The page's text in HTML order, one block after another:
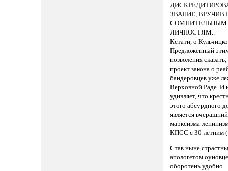
ЗВАНИЕ, ВРУЧИВ
СОМНИТЕЛЬНЫМ
ЛИЧНОСТЯМ..
Кстати, о
Предложенный
позволения
проект закона о
бандеровцев уже
Верховной Раде. И
удивляет, что
этого абсурдного
является
марксизма-
КПСС с 30-летним
Став ныне
апологетом
оборотень удобно